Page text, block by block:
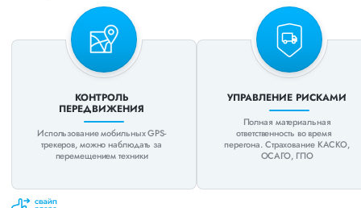
КОНТРОЛЬ
ПЕРЕДВИЖЕНИЯ
Использование мобильных GPS-
трекеров, можно наблюдать за
перемещением техники
УПРАВЛЕНИЕ РИСКАМИ
Полная материальная
ответственность во время
перегона. Страхование КАСКО,
ОСАГО, ГПО